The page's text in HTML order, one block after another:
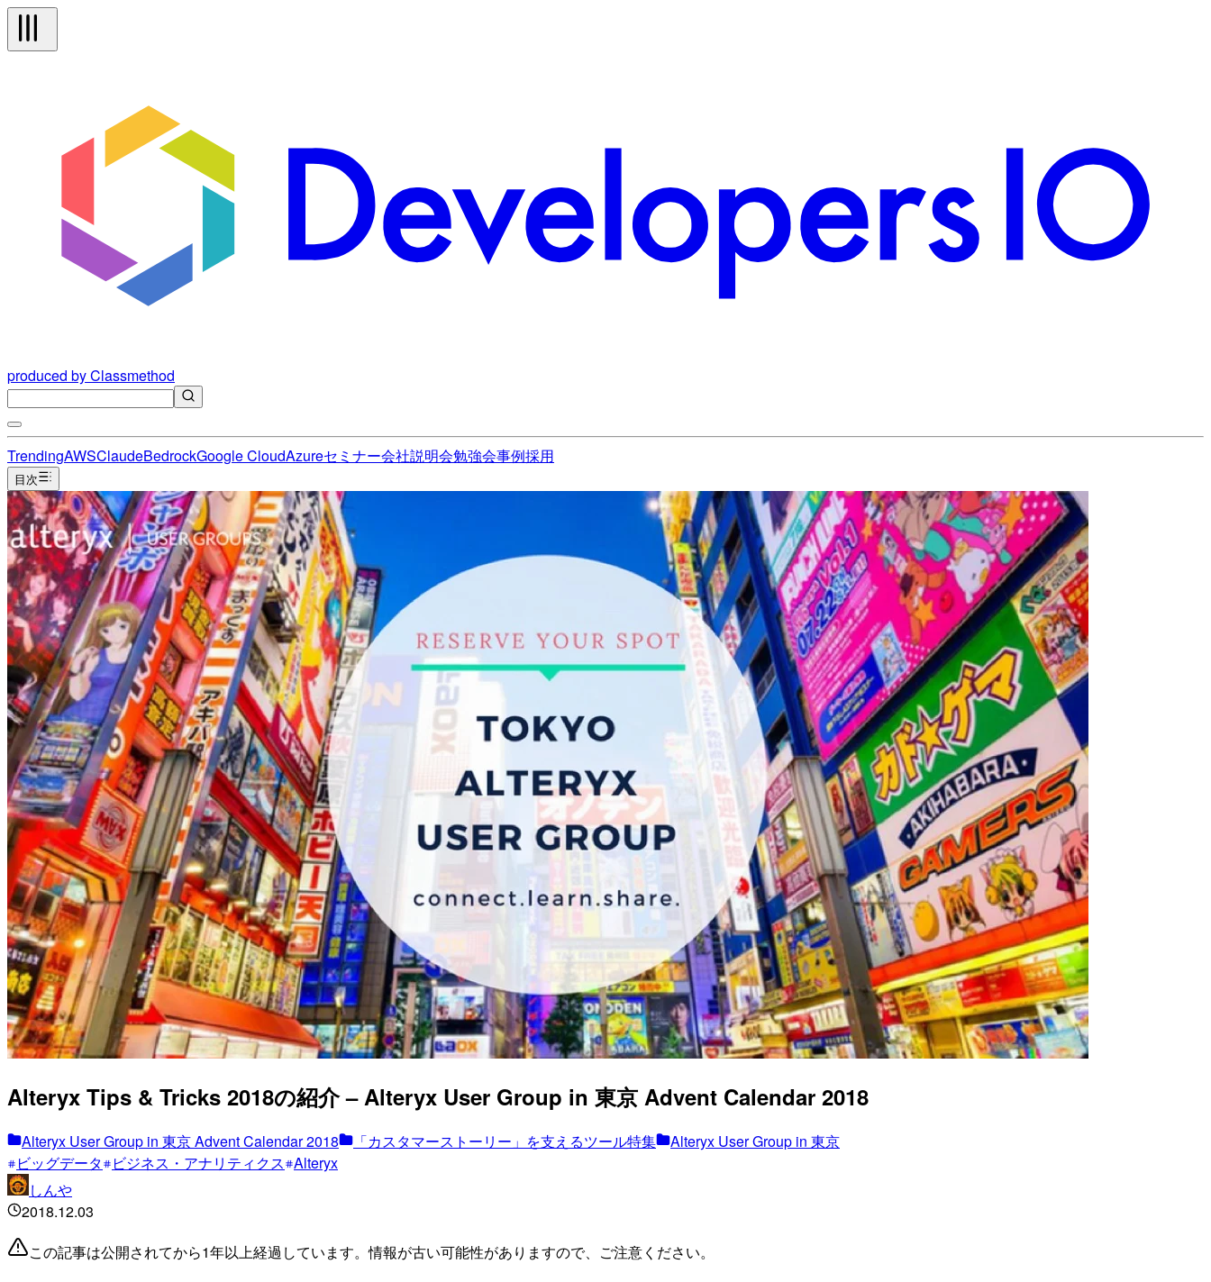
produced by Classmethod
TrendingAWSClaudeBedrockGoogle CloudAzureセミナー会社説明会勉強会事例採用
目次
Alteryx Tips & Tricks 2018の紹介 – Alteryx User Group in 東京 Advent Calendar 2018
Alteryx User Group in 東京 Advent Calendar 2018 「カスタマーストーリー」を支えるツール特集
Alteryx User Group in 東京
ビッグデータ
ビジネス・アナリティクス Alteryx
しんや
2018.12.03
この記事は公開されてから1年以上経過しています。情報が古い可能性がありますので、ご注意ください。